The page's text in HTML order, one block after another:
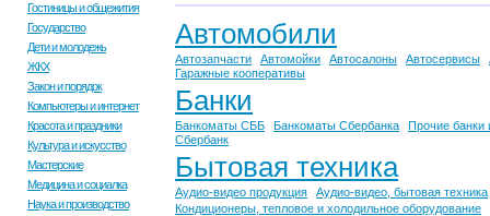
Гостиницы и общежития
Государство
Дети и молодежь
ЖКХ
Закон и порядок
Компьютеры и интернет
Красота и праздники
Культура и искусство
Мастерские
Медицина и социалка
Наука и производство
Автомобили
Автозапчасти Автомойки Автосалоны Автосервисы
Гаражные кооперативы
Банки
Банкоматы СББ Банкоматы Сбербанка
Прочие банки
Сбербанк
Бытовая техника
Аудио-видео продукция
Аудио-видео, бытовая техника
Кондиционеры, тепловое и холодильное оборудование